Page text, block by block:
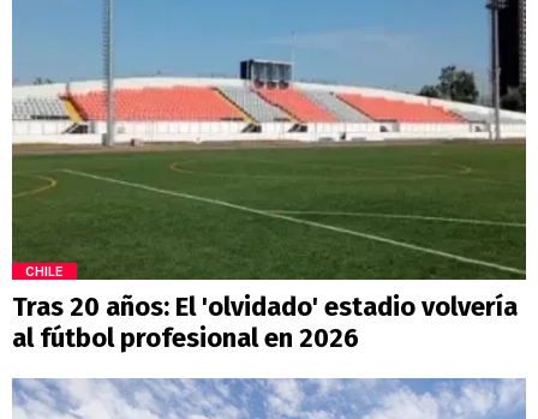
CHILE
Tras 20 años: El 'olvidado' estadio volvería
al fútbol profesional en 2026